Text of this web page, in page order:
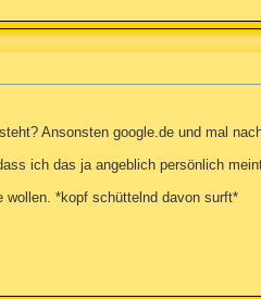
Ansonsten google.de und mal
ich das ja angeblich persönlich
wollen. *kopf schüttelnd davon surft*